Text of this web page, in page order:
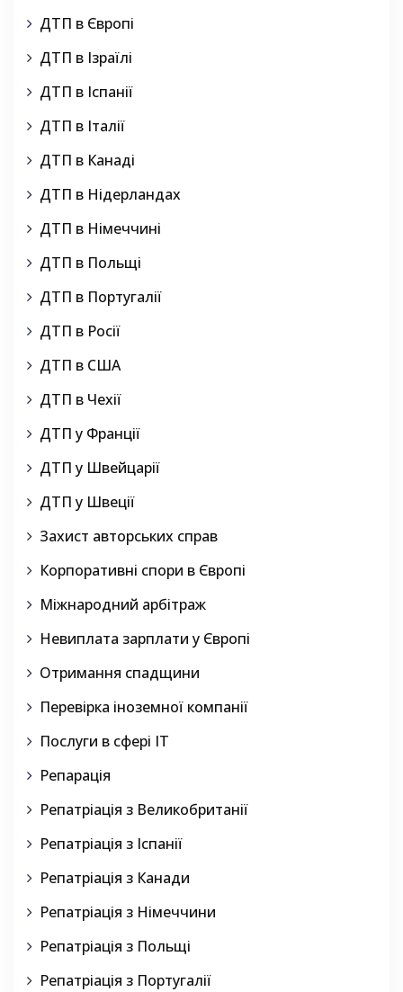
ДТП в Європі
ДТП в Ізраїлі
ДТП в Іспанії
ДТП в Італії
ДТП в Канаді
ДТП в Нідерландах
ДТП в Німеччині
ДТП в Польщі
ДТП в Португалії
ДТП в Росії
ДТП в США
ДТП в Чехії
ДТП у Франції
ДТП у Швейцарії
ДТП у Швеції
Захист авторських справ
Корпоративні спори в Європі
Міжнародний арбітраж
Невиплата зарплати у Європі
Отримання спадщини
Перевірка іноземної компанії
Послуги в сфері IT
Репарація
Репатріація з Великобританії
Репатріація з Іспанії
Репатріація з Канади
Репатріація з Німеччини
Репатріація з Польщі
Репатріація з Португалії